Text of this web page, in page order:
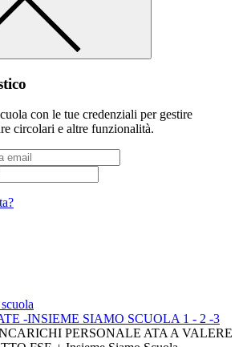
con le tue credenziali per gestire
circolari e altre funzionalità.
-INSIEME SIAMO SCUOLA 1 - 2 -3
PERSONALE ATA A VALERE